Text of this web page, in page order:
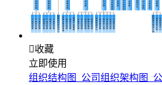
收藏
立即使用
组织结构图_公司组织架构图_